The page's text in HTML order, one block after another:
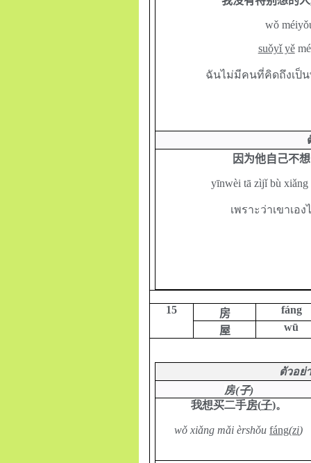
wǒ
suǒyǐ yě
ฉันไม่มีคนที่คิดถึงเป็
因为他自己不
yīnwèi tā zìjǐ bù
เพราะว่าเขาเอ
15 房
fáng
屋
wū
ตัวอย่
房(子)
我想买二手房(子)。
wǒ xiǎng mǎi èrshǒufáng(zi)